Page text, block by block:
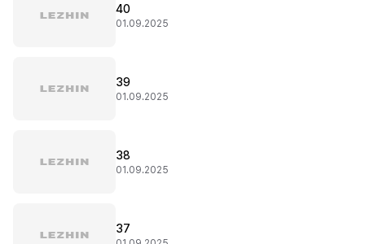
40
01.09.2025
39
01.09.2025
38
01.09.2025
37